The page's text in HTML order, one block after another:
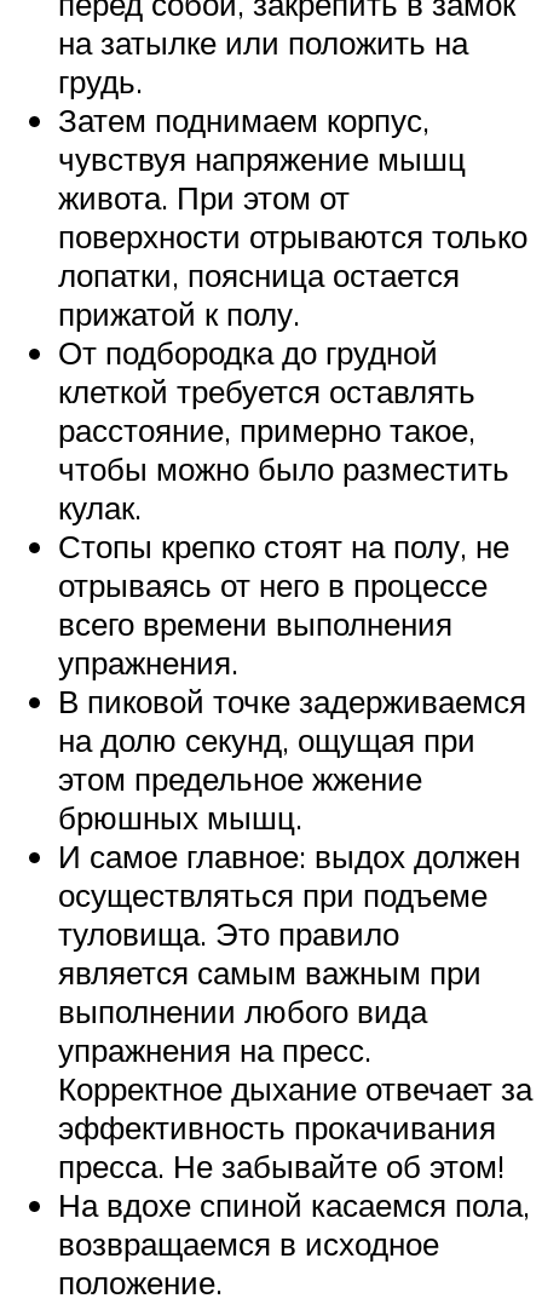
на затылке или положить на
грудь.
Затем поднимаем корпус,
чувствуя напряжение мышц
живота. При этом от
поверхности отрываются только
лопатки, поясница остается
прижатой к полу.
От подбородка до грудной
клеткой требуется оставлять
расстояние, примерно такое,
чтобы можно было разместить
кулак.
Стопы крепко стоят на полу, не
отрываясь от него в процессе
всего времени выполнения
упражнения.
В пиковой точке задерживаемся
на долю секунд, ощущая при
этом предельное жжение
брюшных мышц.
И самое главное: выдох должен
осуществляться при подъеме
туловища. Это правило
является самым важным при
выполнении любого вида
упражнения на пресс.
Корректное дыхание отвечает за
эффективность прокачивания
пресса. Не забывайте об этом!
На вдохе спиной касаемся пола,
возвращаемся в исходное
положение.